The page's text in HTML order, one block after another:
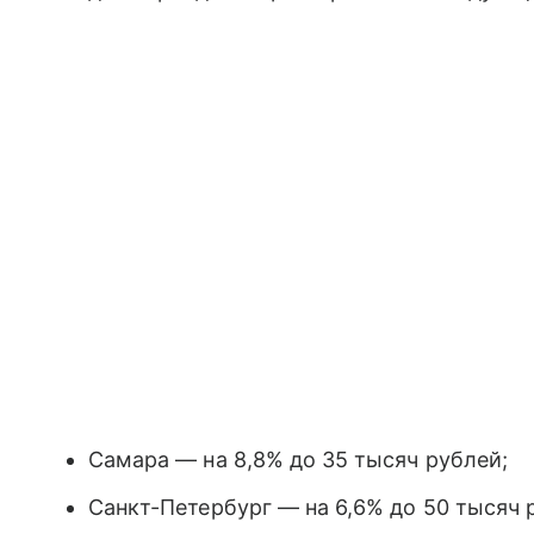
Самара — на 8,8% до 35 тысяч рублей;
Санкт-Петербург — на 6,6% до 50 тысяч